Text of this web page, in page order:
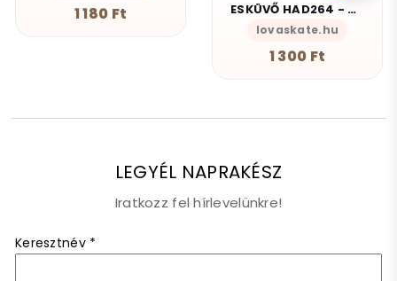
1 180 Ft
ESKÜVŐ HAD264 - Arany színű fehér virágos fém hajfésű 100x35mm
lovaskate.hu
1 300 Ft
LEGYÉL NAPRAKÉSZ
Iratkozz fel hírlevelünkre!
Keresztnév *